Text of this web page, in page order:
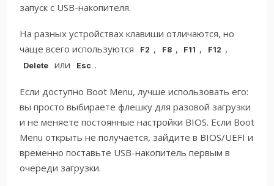
запуск с USB-накопителя.
На разных устройствах клавиши отличаются, но
чаще всего используются
F2 , F8 , F11 , F12 ,
Delete или Esc .
Если доступно Boot Menu, лучше использовать его:
вы просто выбираете флешку для разовой загрузки
и не меняете постоянные настройки BIOS. Если Boot
Menu открыть не получается, зайдите в BIOS/UEFI и
временно поставьте USB-накопитель первым в
очереди загрузки.